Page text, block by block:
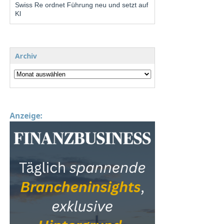
Swiss Re ordnet Führung neu und setzt auf
KI
Archiv
Anzeige: